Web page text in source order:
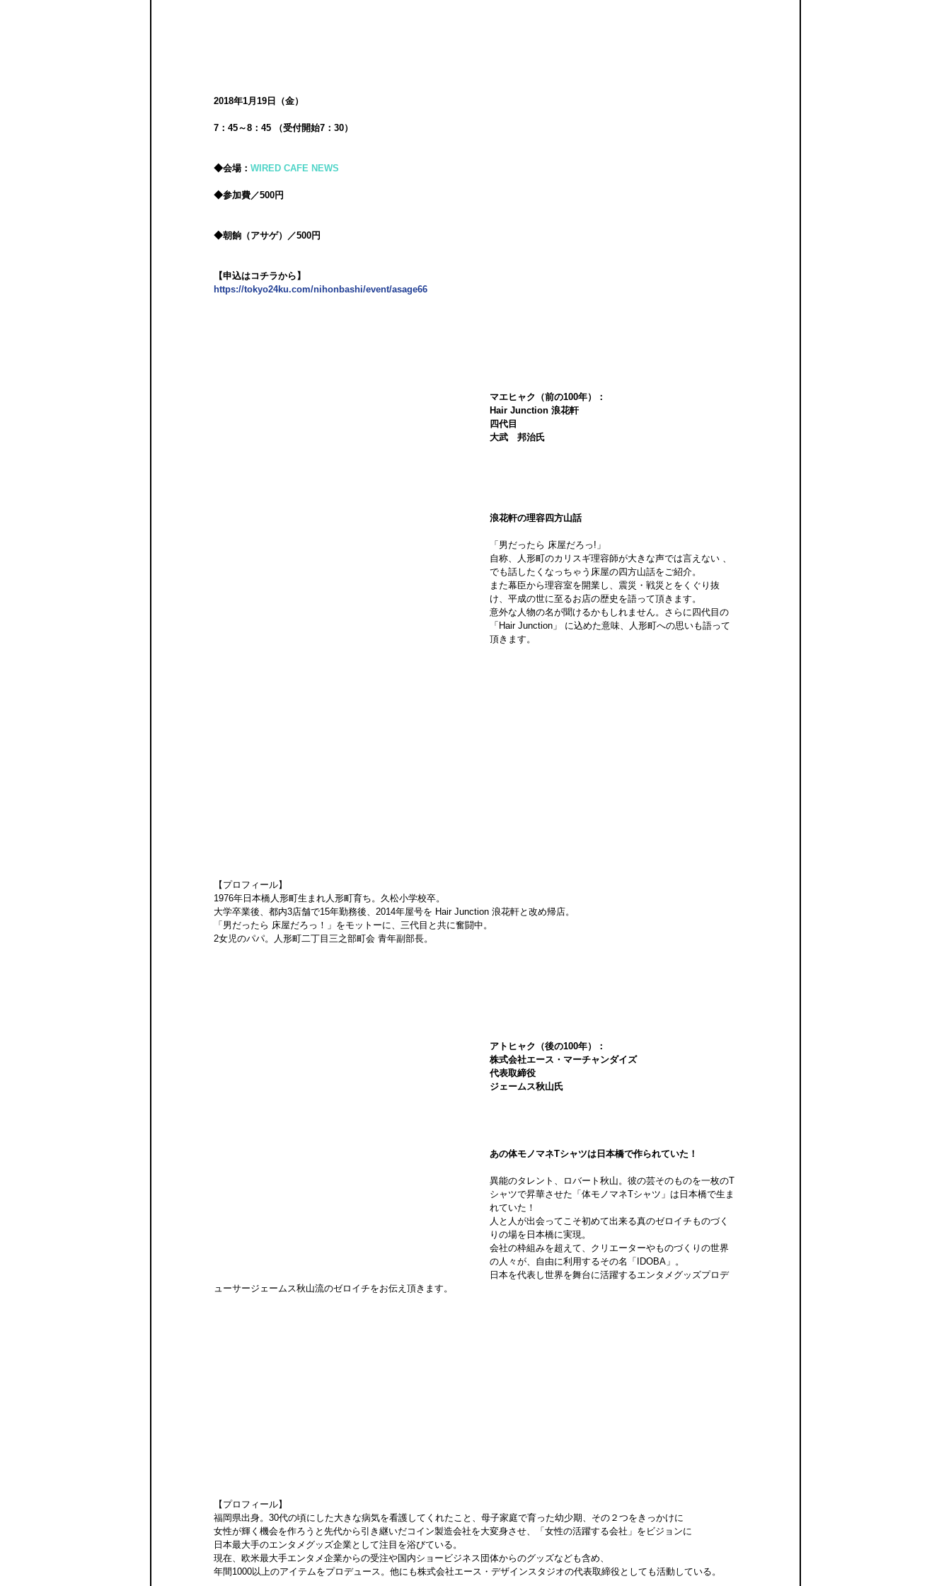
2018年1月19日（金）
7：45～8：45 （受付開始7：30）
◆会場： WIRED CAFE NEWS
◆参加費／500円
◆朝餉（アサゲ）／500円
【申込はコチラから】
https://tokyo24ku.com/nihonbashi/event/asage66
マエヒャク（前の100年）：
Hair Junction 浪花軒
四代目
大武　邦治氏
浪花軒の理容四方山話
「男だったら 床屋だろっ!」
自称、人形町のカリスギ理容師が大きな声では言えない 、
でも話したくなっちゃう床屋の四方山話をご紹介。
また幕臣から理容室を開業し、震災・戦災とをくぐり抜
け、平成の世に至るお店の歴史を語って頂きます。
意外な人物の名が聞けるかもしれません。さらに四代目の
「Hair Junction」 に込めた意味、人形町への思いも語って
頂きます。
【プロフィール】
1976年日本橋人形町生まれ人形町育ち。久松小学校卒。
大学卒業後、都内3店舗で15年勤務後、2014年屋号を Hair Junction 浪花軒と改め帰店。
「男だったら 床屋だろっ！」をモットーに、三代目と共に奮闘中。
2女児のパパ。人形町二丁目三之部町会 青年副部長。
アトヒャク（後の100年）：
株式会社エース・マーチャンダイズ
代表取締役
ジェームス秋山氏
あの体モノマネTシャツは日本橋で作られていた！
異能のタレント、ロバート秋山。彼の芸そのものを一枚のT
シャツで昇華させた「体モノマネTシャツ」は日本橋で生ま
れていた！
人と人が出会ってこそ初めて出来る真のゼロイチものづく
りの場を日本橋に実現。
会社の枠組みを超えて、クリエーターやものづくりの世界
の人々が、自由に利用するその名「IDOBA」。
日本を代表し世界を舞台に活躍するエンタメグッズプロデ
ューサージェームス秋山流のゼロイチをお伝え頂きます。
【プロフィール】
福岡県出身。30代の頃にした大きな病気を看護してくれたこと、母子家庭で育った幼少期、その２つをきっかけに
女性が輝く機会を作ろうと先代から引き継いだコイン製造会社を大変身させ、「女性の活躍する会社」をビジョンに
日本最大手のエンタメグッズ企業として注目を浴びている。
現在、欧米最大手エンタメ企業からの受注や国内ショービジネス団体からのグッズなども含め、
年間1000以上のアイテムをプロデュース。他にも株式会社エース・デザインスタジオの代表取締役としても活動している。